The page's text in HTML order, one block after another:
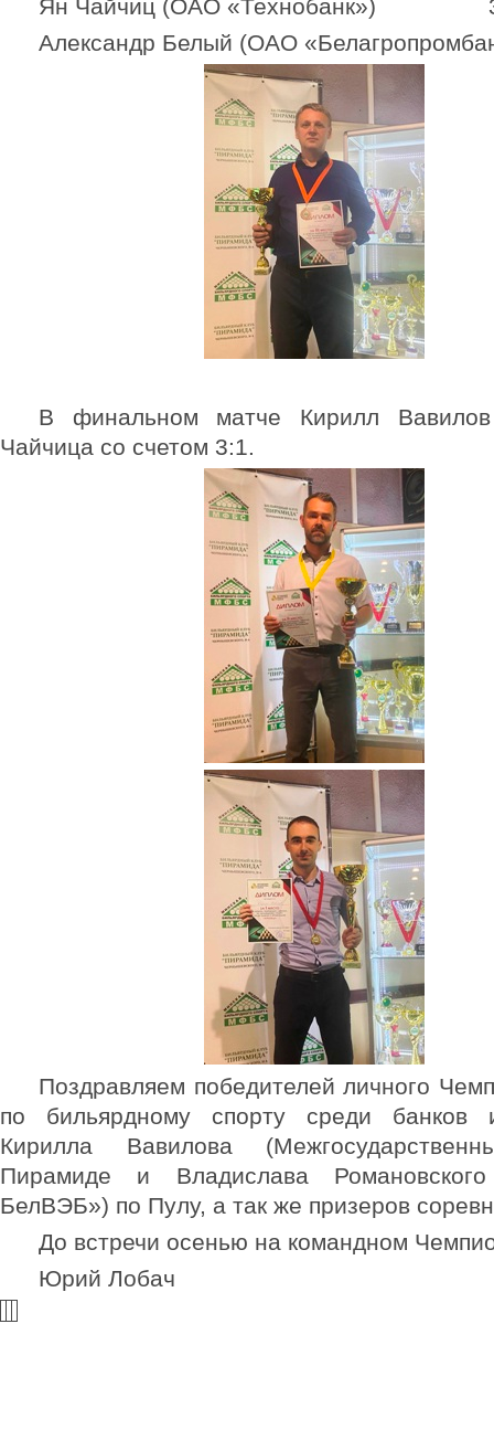
Ян Чайчиц (ОАО «Технобанк»)
Александр Белый (ОАО
В финальном матче Кирилл
Чайчица со счетом 3:1.
Поздравляем победителей личного
по бильярдному спорту среди банков
Кирилла Вавилова
Пирамиде и Владислава
БелВЭБ») по Пулу, а так же призеров
До встречи осенью на командном
Юрий Лобач